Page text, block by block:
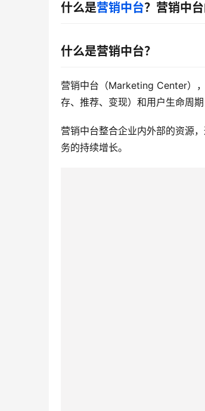
什么是营销中台？营销中
什么是营销中台？
营销中台（Marketing Center）
存、推荐、变现）和用户生命周
营销中台整合企业内外部的资源
务的持续增长。